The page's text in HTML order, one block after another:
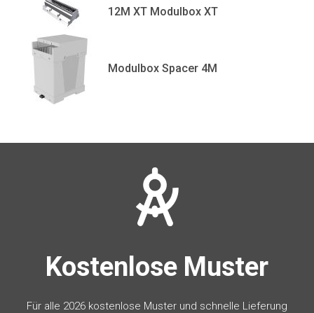
12M XT Modulbox XT
Modulbox Spacer 4M
Kostenlose Muster
Für alle 2026 kostenlose Muster und schnelle Lieferung